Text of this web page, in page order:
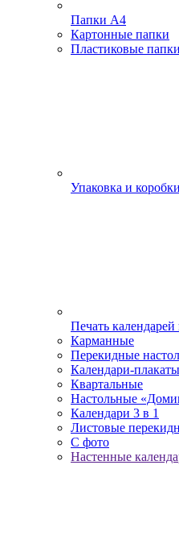
Папки А4
Картонные папки
Пластиковые папки
Упаковка и
Печать календарей
Карманные
Перекидные
Календари-плакаты
Квартальные
Настольные
Календари 3 в 1
Листовые
С фото
Настенные